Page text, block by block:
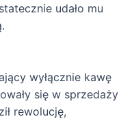
udało mu
wyłącznie kawę
się w sprzedaży
rewolucję,